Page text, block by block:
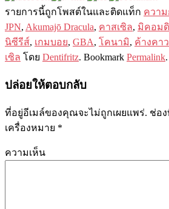
รายการนี​​้ถูกโพสต์ในและติดแท็ก ควา
JPN, Akumajō Dracula, คาสเซิล, มิคอม
นิซีรีส์, เกมบอย, GBA, โคนามิ, ค้างคา
เซิล โดย Dentifritz. Bookmark Permalink.
ปล่อยให้ตอบกลับ
ที่อยู่อีเมล์ของคุณจะไม่ถูกเผยแพร่. ช่อ
เครื่องหมาย *
ความเห็น